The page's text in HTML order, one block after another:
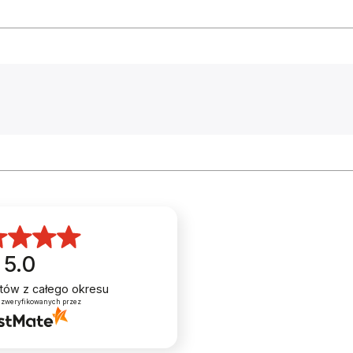
szerokości 28 mm, które doskonale sprawdzą się w
carbonowym wsporniku oraz owijka Fizik,
komfort jazdy nawet podczas dłuższych tras.
R7120
140
140
5.0
z całego okresu
przez